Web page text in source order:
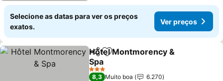
Selecione as datas para ver os preços
exatos.
Ver preços
PartilharAdicionar aos favoritos
Hôtel Montmorency &
Spa
3 Estrelas
8,3 Muito boa
6.270